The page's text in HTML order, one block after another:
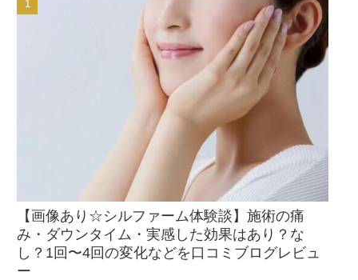
【画像あり☆シルファーム体験談】施術の痛
み・ダウンタイム・実感した効果はあり？な
し？1回〜4回の変化などを口コミブログレビュ
ー